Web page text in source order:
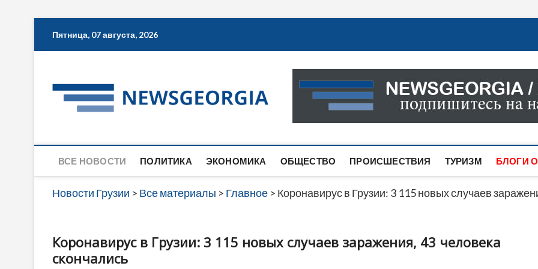
Пятница, 07 августа, 2026
Новости Грузии
САМАЯ АКТУАЛЬНАЯ ИНФОРМАЦИЯ О СОБЫТИЯХ
САЙТЕ ВЫ НАЙДЕТЕ НОВОСТИ ПОЛИТИКИ,
ВСЕ НОВОСТИ ПОЛИТИКА ЭКОНОМИКА ОБЩЕСТВО ПРОИСШЕСТВИЯ ТУРИЗМ БЛОГИ
Новости Грузии > Все материалы > Главное > Коронавирус в Грузии: 3 115 новых случаев
Коронавирус в Грузии: 3 115 новых случаев заражения, 43 человека
скончались